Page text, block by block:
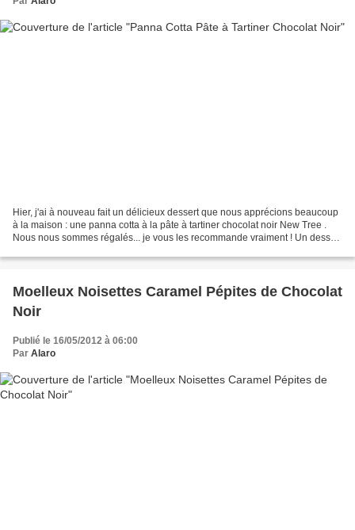
Hier, j'ai à nouveau fait un délicieux dessert que nous apprécions beaucoup
à la maison : une panna cotta à la pâte à tartiner chocolat noir New Tree .
Nous nous sommes régalés... je vous les recommande vraiment ! Un dessert
Moelleux Noisettes Caramel Pépites de Chocolat
Noir
Publié le 16/05/2012 à 06:00
Par Alaro